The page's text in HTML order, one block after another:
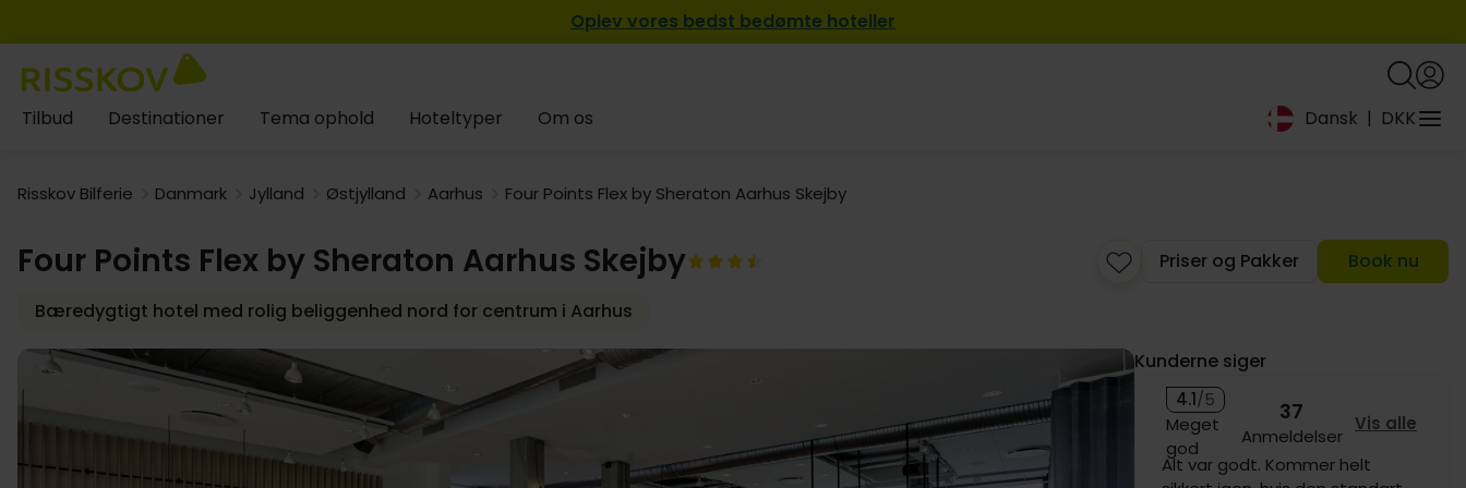
Oplev vores bedst bedømte hoteller
Tilbud Destinationer Tema ophold Hoteltyper Om os Dansk | DKK
Risskov Bilferie Danmark Jylland Østjylland Aarhus Four Points Flex by Sheraton Aarhus Skejby
Four Points Flex by Sheraton Aarhus Skejby Priser og Pakker
Book nu
Bæredygtigt hotel med rolig beliggenhed nord for centrum i Aarhus
Kunderne siger
4.1/5
Meget
god
37
Anmeldelser
Vis alle
Rigtig dejligt sted med lækker
599,-